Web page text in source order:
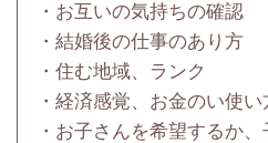
・お互いの気持ちの確認
・結婚後の仕事のあり方
・住む地域、ランク
・経済感覚、お金のい使い
・お子さんを希望するか